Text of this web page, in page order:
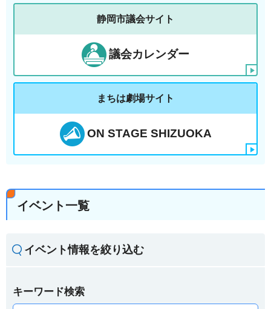
静岡市議会サイト
議会カレンダー
まちは劇場サイト
ON STAGE SHIZUOKA
イベント一覧
イベント情報を絞り込む
キーワード検索